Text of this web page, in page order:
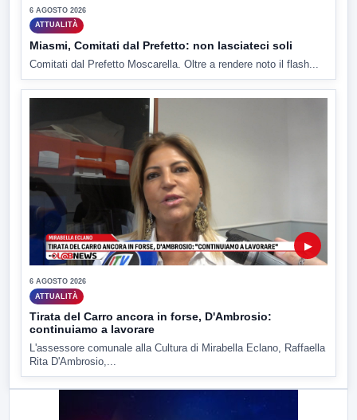
6 AGOSTO 2026
ATTUALITÀ
Miasmi, Comitati dal Prefetto: non lasciateci soli
Comitati dal Prefetto Moscarella. Oltre a rendere noto il flash...
▶
6 AGOSTO 2026
ATTUALITÀ
Tirata del Carro ancora in forse, D'Ambrosio:
continuiamo a lavorare
L'assessore comunale alla Cultura di Mirabella Eclano, Raffaella
Rita D'Ambrosio,...